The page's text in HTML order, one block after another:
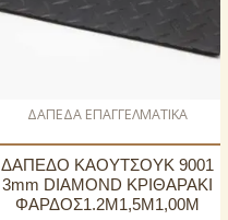
ΔΑΠΕΔΑ ΕΠΑΓΓΕΛΜΑΤΙΚΑ
ΔΑΠΕΔΟ ΚΑΟΥΤΣΟΥΚ 9001
3mm DIAMOND ΚΡΙΘΑΡΑΚΙ
ΦΑΡΔΟΣ1.2Μ1,5Μ1,00Μ